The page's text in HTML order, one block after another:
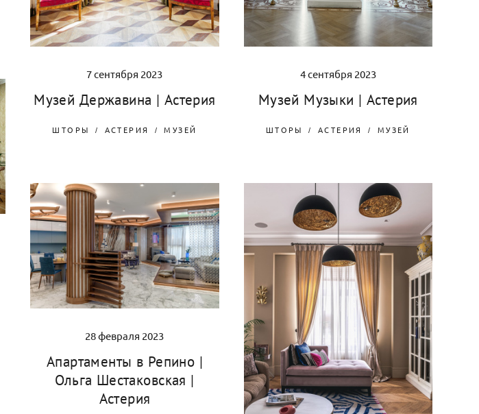
7 сентября 2023
Музей Державина | Астерия
ШТОРЫ АСТЕРИЯ МУЗЕЙ
4 сентября 2023
Музей Музыки | Астерия
ШТОРЫ АСТЕРИЯ МУЗЕЙ
28 февраля 2023
Апартаменты в Репино |
Ольга Шестаковская |
Астерия